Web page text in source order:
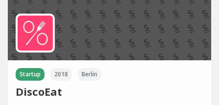
Startup 2018 Berlin
DiscoEat